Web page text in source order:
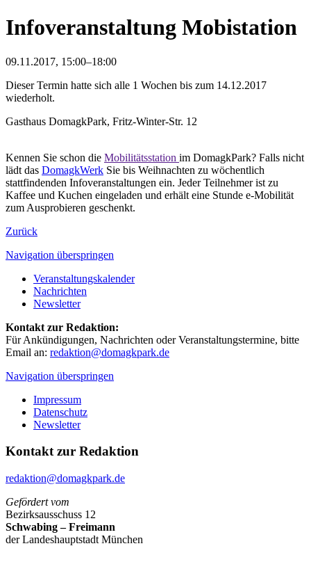
Infoveranstaltung Mobistation
09.11.2017, 15:00–18:00
Dieser Termin hatte sich alle 1 Wochen bis zum 14.12.2017
wiederholt.
Gasthaus DomagkPark, Fritz-Winter-Str. 12
Kennen Sie schon die Mobilitätsstation im DomagkPark? Falls nicht
lädt das DomagkWerk Sie bis Weihnachten zu wöchentlich
stattfindenden Infoveranstaltungen ein. Jeder Teilnehmer ist zu
Kaffee und Kuchen eingeladen und erhält eine Stunde e-Mobilität
zum Ausprobieren geschenkt.
Zurück
Navigation überspringen
Veranstaltungskalender
Nachrichten
Newsletter
Kontakt zur Redaktion:
Für Ankündigungen, Nachrichten oder Veranstaltungstermine, bitte
Email an: redaktion@domagkpark.de
Navigation überspringen
Impressum
Datenschutz
Newsletter
Kontakt zur Redaktion
redaktion@domagkpark.de
Gefördert vom
Bezirksausschuss 12
Schwabing – Freimann
der Landeshauptstadt München